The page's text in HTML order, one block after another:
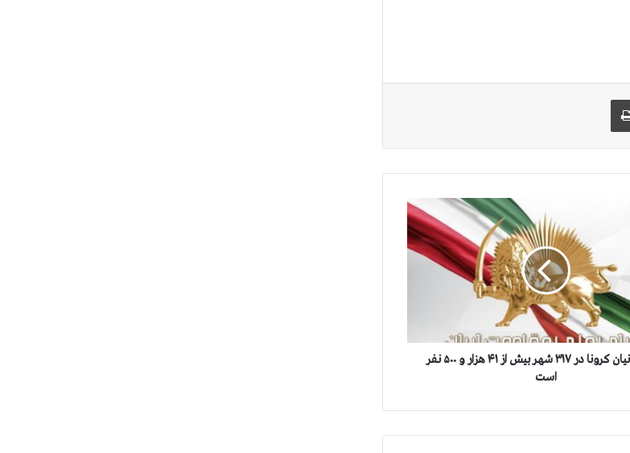
آمار قربانیان کرونا در ۳۱۷ شهر بیش از ۴۱ هزار و ۵۰۰ نفر
است